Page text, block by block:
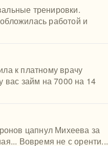
тренировки.
работой и
к платному врачу
вас займ на 7000 на 14
цапнул Михеева за
Вовремя не с оренти...